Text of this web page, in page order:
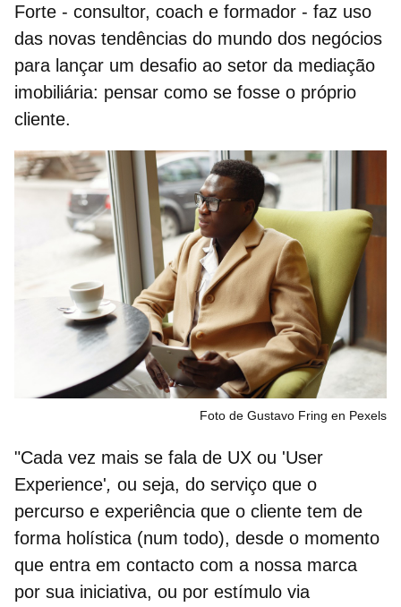
Forte - consultor, coach e formador - faz uso
das novas tendências do mundo dos negócios
para lançar um desafio ao setor da mediação
imobiliária: pensar como se fosse o próprio
cliente.
Foto de Gustavo Fring en Pexels
"Cada vez mais se fala de UX ou 'User
Experience', ou seja, do serviço que o
percurso e experiência que o cliente tem de
forma holística (num todo), desde o momento
que entra em contacto com a nossa marca
por sua iniciativa, ou por estímulo via